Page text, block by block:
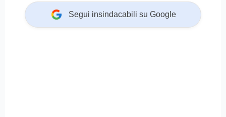
Segui insindacabili su Google